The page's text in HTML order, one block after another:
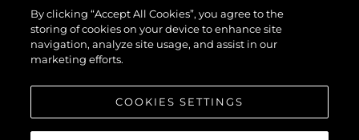
By clicking “Accept All Cookies”, you agree to the
storing of cookies on your device to enhance site
navigation, analyze site usage, and assist in our
marketing efforts.
COOKIES SETTINGS